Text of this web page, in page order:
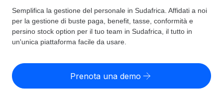
Global Payroll
Gestisci il payroll a norma, in tutta semplicità
Employer of Record
Contractor Management
COPERTURA GLOBALE
Ricerca paesi
Trova i servizi di supporto all’impiego per ogni Paese
Confronta Remote
Scopri come ci confrontiamo con gli altri
Tariffe
English
Semplifica la gestione del personale in Sudafrica. Affidati a noi
per la gestione di buste paga, benefit, tasse, conformità e
persino stock option per il tuo team in Sudafrica, il tutto in
un'unica piattaforma facile da usare.
Prenota una demo